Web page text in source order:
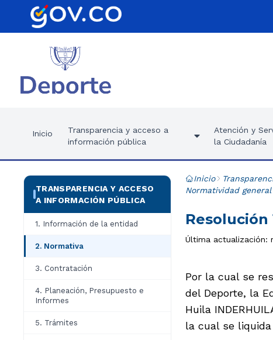
Inicio
Transparencia y acceso a
información pública
Atención y
la Ciudadanía
TRANSPARENCIA Y ACCESO
A INFORMACIÓN PÚBLICA
1. Información de la entidad
2. Normativa
3. Contratación
4. Planeación, Presupuesto e
Informes
5. Trámites
Inicio
Normatividad
Resolución
Última actualización:
Por la cual se
del Deporte, la
Huila
la cual se